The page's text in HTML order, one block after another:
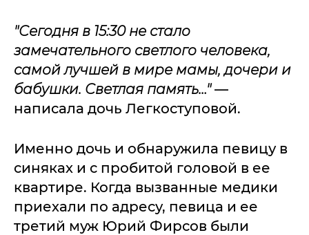
"Сегодня в 15:30 не стало
замечательного светлого человека,
самой лучшей в мире мамы, дочери и
бабушки. Светлая память…"—
написала дочь Легкоступовой.
Именно дочь и обнаружила певицу в
синяках и с пробитой головой в ее
квартире. Когда вызванные медики
приехали по адресу, певица и ее
третий муж Юрий Фирсов были